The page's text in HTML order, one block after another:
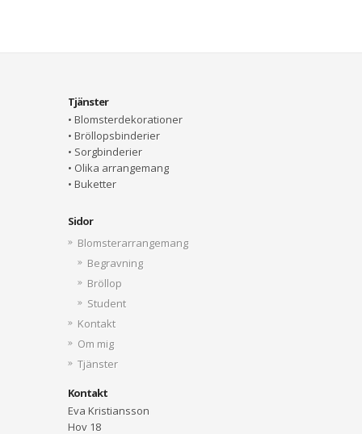
Tjänster
• Blomsterdekorationer
• Bröllopsbinderier
• Sorgbinderier
• Olika arrangemang
• Buketter
Sidor
Blomsterarrangemang
Begravning
Bröllop
Student
Kontakt
Om mig
Tjänster
Kontakt
Eva Kristiansson
Hov 18